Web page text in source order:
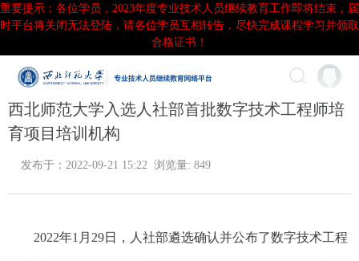
重要提示：各位学员，2023年度专业技术人员继续教育工作即将结束，届
时平台将关闭无法登陆，请各位学员互相转告，尽快完成课程学习并领取
合格证书！
西北师范大学入选人社部首批数字技术工程师培
育项目培训机构
发布于：2022-09-21 15:22 浏览量: 849
2022年1月29日，人社部遴选确认并公布了数字技术工程